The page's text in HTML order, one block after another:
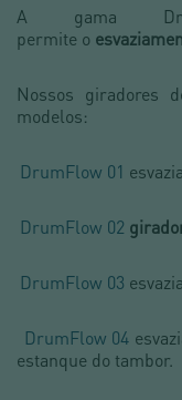
A gama
permite o
Nossos giradores
modelos:
DrumFlow 01
DrumFlow 02
DrumFlow 03
DrumFlow 04
estanque do tambor.